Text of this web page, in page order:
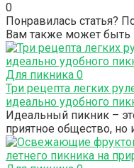
0
Понравилась статья?
Вам также может быть
Для пикника 0
Три рецепта легких
идеально удобного
Идеальный пикник –
приятное общество, но